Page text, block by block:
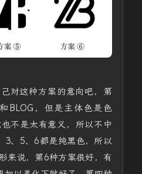
对这种方案的意向吧，第
BLOG，但是主体色是色
不是太有意义，所以不中
3、5、6都是纯黑色，所以
来说，第6种方案很好，有